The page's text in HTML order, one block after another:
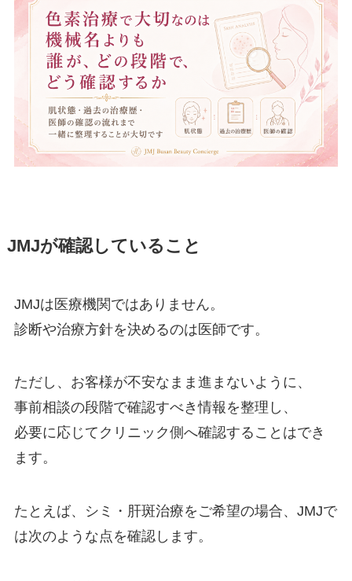
JMJが確認していること
JMJは医療機関ではありません。
診断や治療方針を決めるのは医師です。
ただし、お客様が不安なまま進まないように、
事前相談の段階で確認すべき情報を整理し、
必要に応じてクリニック側へ確認することはでき
ます。
たとえば、シミ・肝斑治療をご希望の場合、JMJで
は次のような点を確認します。